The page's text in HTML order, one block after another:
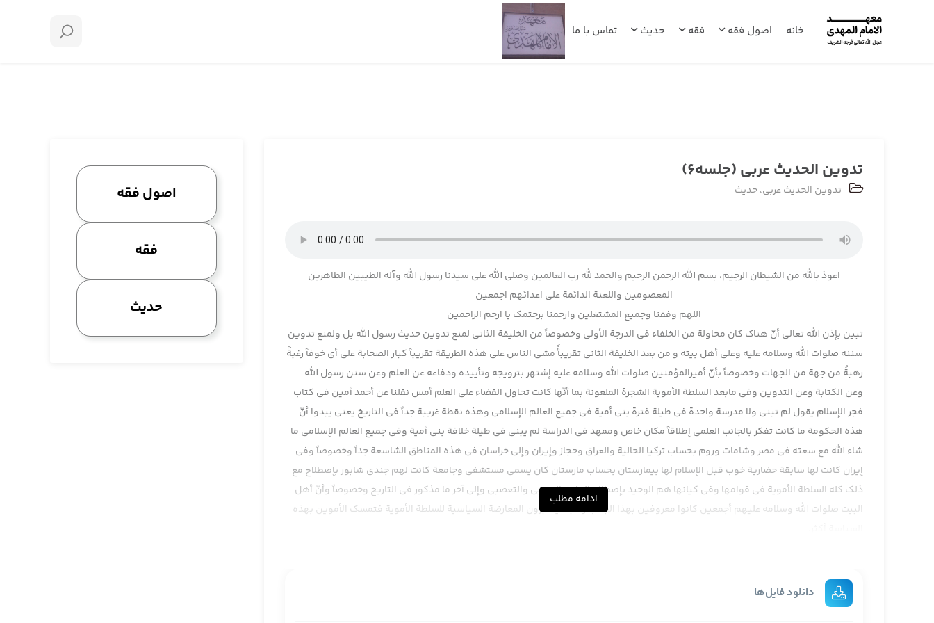
خانه اصول فقه فقه حدیث تماس با ما
تدوین الحدیث عربی (جلسه6)
تدوین الحدیث عربی،حدیث
اعوذ بالله من الشیطان الرجیم، بسم الله الرحمن الرحیم والحمد لله رب العالمین وصلی الله علی سیدنا رسول الله وآله الطیبین الطاهرین
المعصومین واللعنة الدائمة علی اعدائهم اجمعین
اللهم وفقنا وجمیع المشتغلین وارحمنا برحتمک یا ارحم الراحمین
تبين بإذن الله تعالى أنّ هناك كان محاولة من الخلفاء في الدرجة الأولى وخصوصاً من الخليفة الثاني لمنع تدوين حديث رسول الله بل ولمنع تدوين
سننه صلوات الله وسلامه عليه وعلى أهل بيته و من بعد الخليفة الثاني تقريبأً مشى الناس على هذه الطريقة تقريباً كبار الصحابة على أي خوفاً رغبةً
رهبةً من جهة من الجهات وخصوصاً بأنّ أميرالمؤمنين صلوات الله وسلامه عليه إشتهر بترويجه وتأييده ودفاعه عن العلم وعن سنن رسول الله
وعن الكتابة وعن التدوين وفي مابعد السلطة الأموية الشجرة الملعونة بما أنّها كانت تحاول القضاء على العلم أمس نقلنا عن أحمد أمين في كتاب
فجر الإسلام يقول لم تبني ولا مدرسة واحدة في طيلة فترة بني أمية في جميع العالم الإسلامي وهذه نقطة غريبة جداً في التاريخ يعني يبدوا أنّ
هذه الحكومة ما كانت تفكر بالجانب العلمي إطلاقاً مكان خاص وممهد في الدراسة لم يبنى في طيلة خلافة بني أمية وفي جميع العالم الإسلامي ما
شاء الله مع سعته في مصر وشامات وروم بحساب تركيا الحالية والعراق وحجاز وإيران وإلى خراسان في هذه المناطق الشاسعة جداً وخصوصاً وفي
إيران كانت لها سابقة حضارية خوب قبل الإسلام لها بيمارستان بحساب مارستان كان يسمى مستشفى وجامعة كانت لهم جندي شابور بإصطلاح مع
ذلك كله السلطة الأموية في قوامها وفي كيانها هم الوحيد بإصطلاح الجانب العصبي والتعصبي وإلى آخر ما مذكور في التاريخ وخصوصاً وأنّ أهل
البيت صلوات الله وسلامه عليهم أجمعين كانوا معروفين بهذا الجانب وطبعاً يعتبرون المعارضة السياسية للسلطة الأموية فتمسك الأموين بهذه
الحديث إلى قام بذلك عمر بن عبدالعزيز في سنة مائة إنصافاً الرجل بعد أن رفع السب والشتم عن أهل البيت سلام الله عليهم أجمعين عند له
خطوات إصلاحية وتعريض السيد رضي رحمه الله يابن عبدالعزيز لو بكيت فتىً من أمية لبكيته ، إنصافاً له قصيدة رنانة في رثاء عمر بن عبدالعزيز وبعد
ادامه مطلب
دانلود فایل‌ها
اصول فقه
فقه
حدیث